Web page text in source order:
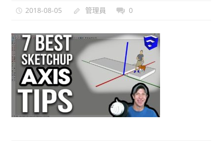
式,
人
人
都
2018-08-05 管理員 0